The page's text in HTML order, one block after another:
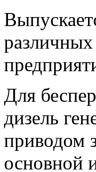
Для
дизель
приводом
основной